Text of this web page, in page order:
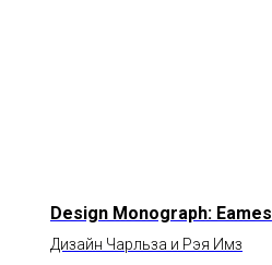
Design Monograph: Eames
Дизайн Чарльза и Рэя Имз